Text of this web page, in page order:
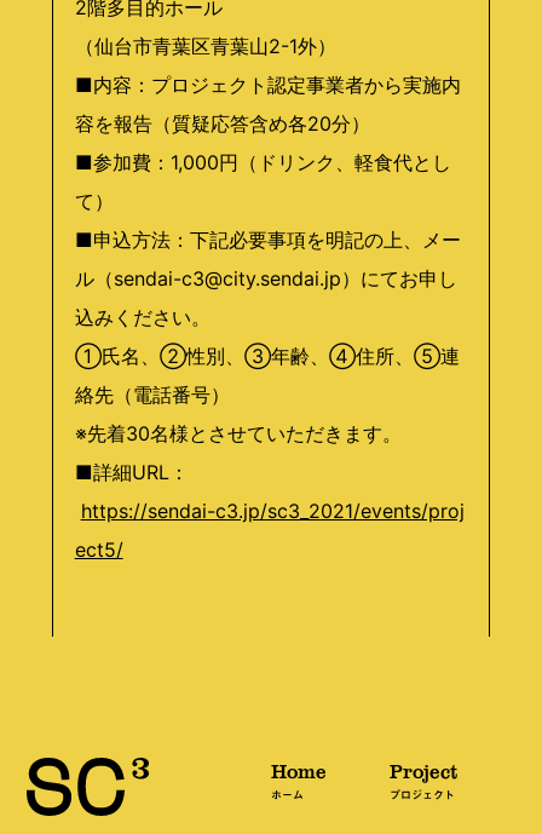
2階多目的ホール
（仙台市青葉区青葉山2-1外）
■内容：プロジェクト認定事業者から実施内
容を報告（質疑応答含め各20分）
■参加費：1,000円（ドリンク、軽食代とし
て）
■申込方法：下記必要事項を明記の上、メー
ル（sendai-c3@city.sendai.jp）にてお申し
込みください。
①氏名、②性別、③年齢、④住所、⑤連
絡先（電話番号）
※先着30名様とさせていただきます。
■詳細URL：
https://sendai-c3.jp/sc3_2021/events/proj
ect5/
Home
ホーム
Project
プロジェクト